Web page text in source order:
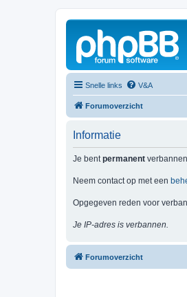
Snelle links V&A
Forumoverzicht
Informatie
Je bentpermanent
Neem contact op met een
Opgegeven reden voor
Je IP-adres is verbannen.
Forumoverzicht